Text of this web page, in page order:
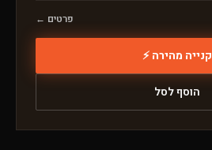
פרטים ←
קנייה מהירה ⚡
הוסף לסל